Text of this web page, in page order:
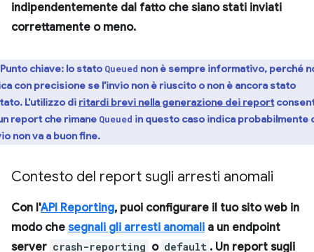
indipendentemente dal fatto che siano stati inviati
correttamente o meno.
Punto chiave: lo stato Queued non è sempre informativo, perché
con precisione se l'invio non è riuscito o non è ancora stato
L'utilizzo di ritardi brevi nella generazione dei report
report che rimane Queued in questo caso indica probabilmente
non va a buon fine.
Contesto del report sugli arresti anomali
Con l'API Reporting, puoi configurare il tuo sito web in
modo che segnali gli arresti anomali a un endpoint
server crash-reporting o default . Un report sugli